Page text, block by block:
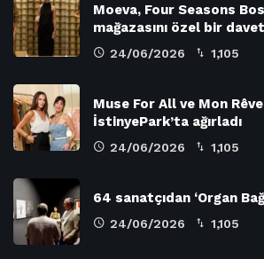
Moeva, Four Seasons
mağazasını özel bir
24/06/2026 1,105
Muse For All ve Mon
İstinyePark’ta ağırladı
24/06/2026 1,105
64 sanatçıdan ‘Organ
24/06/2026 1,105